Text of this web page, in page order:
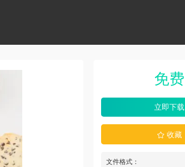
免费
立即下载
收藏
文件格式：